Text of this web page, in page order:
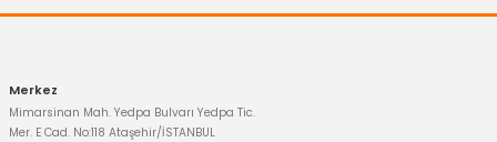
Merkez
Mimarsinan Mah. Yedpa Bulvarı Yedpa Tic.
Mer. E Cad. No:118 Ataşehir/İSTANBUL